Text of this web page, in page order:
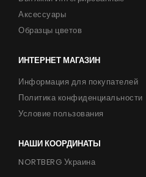
Аксессуары
Образцы цветов
ИНТЕРНЕТ МАГАЗИН
Информация для покупателей
Политика конфиденциальности
Условие пользования
НАШИ КООРДИНАТЫ
NORTBERG Украина